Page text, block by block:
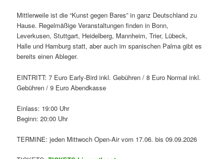
Mittlerweile ist die “Kunst gegen Bares” in ganz Deutschland zu
Hause. Regelmäßige Veranstaltungen finden in Bonn,
Leverkusen, Stuttgart, Heidelberg, Mannheim, Trier, Lübeck,
Halle und Hamburg statt, aber auch im spanischen Palma gibt es
bereits einen Ableger.
EINTRITT: 7 Euro Early-Bird inkl. Gebühren / 8 Euro Normal inkl.
Gebühren / 9 Euro Abendkasse
Einlass: 19:00 Uhr
Beginn: 20:00 Uhr
TERMINE: jeden Mittwoch Open-Air vom 17.06. bis 09.09.2026